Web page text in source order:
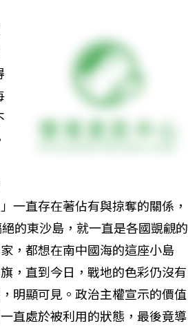
一直存在著佔有與掠奪的關係，
的東沙島，就一直是各國覬覦的
，都想在南中國海的這座小島
，直到今日，戰地的色彩仍沒有
明顯可見。政治主權宣示的價值
直處於被利用的狀態，最後竟導